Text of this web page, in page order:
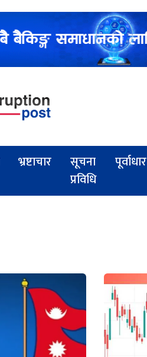
भ्रष्टाचार
सूचना
प्रविधि
पूर्वाधार